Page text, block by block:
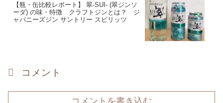
【瓶・缶比較レポート】 翠-SUI- (翠ジンソ
ーダ) の味・特徴 クラフトジンとは？ ジ
ャパニーズジン サントリー スピリッツ
コメント
コメントを書き込む